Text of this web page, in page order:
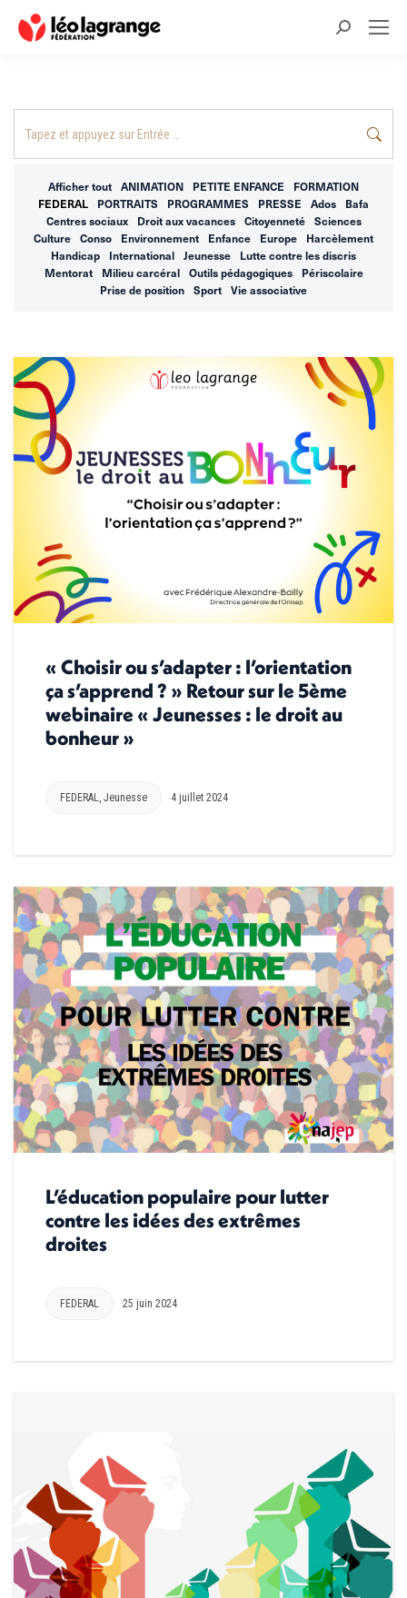
Recherche
Afficher tout ANIMATION PETITE ENFANCE
FORMATION
FEDERAL
PORTRAITS PROGRAMMES PRESSE Ados
Bafa
Centres sociaux
Droit aux vacances Citoyenneté
Sciences
Culture
Conso Environnement Enfance Europe
Harcèlement
Handicap
International Jeunesse
Lutte contre les discris
Mentorat
Milieu carcéral Outils pédagogiques
Périscolaire
Prise de position
Sport Vie associative
« Choisir ou s’adapter : l’orientation
ça s’apprend ? » Retour sur le 5ème
webinaire « Jeunesses : le droit au
bonheur »
FEDERAL, Jeunesse 4 juillet 2024
L’éducation populaire pour lutter
contre les idées des extrêmes
droites
FEDERAL 25 juin 2024